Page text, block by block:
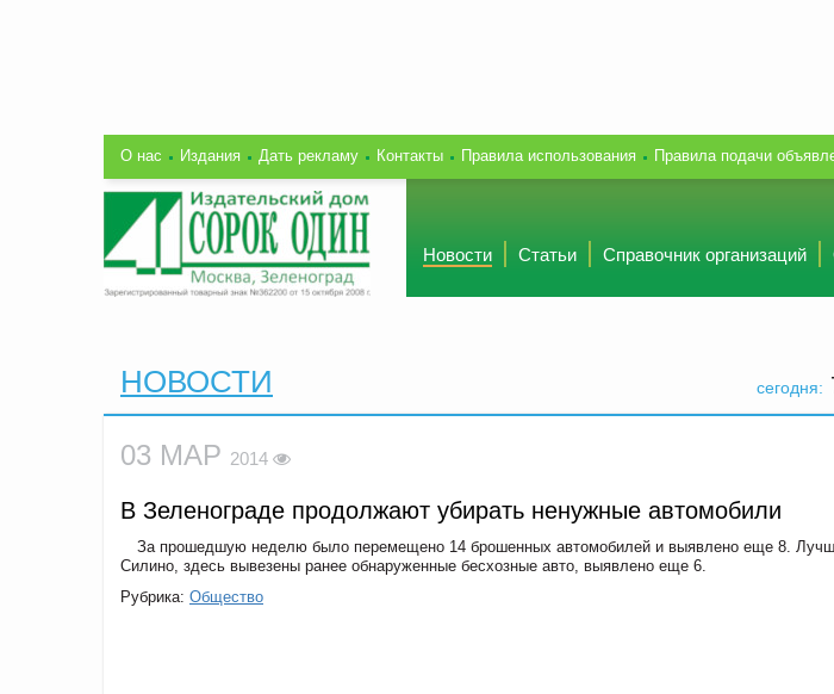
О нас Издания Дать рекламу Контакты Правила использования Правила подачи
Новости Статьи Справочник организаций
сегодня:
НОВОСТИ
03 МАР 2014
В Зеленограде продолжают убирать ненужные автомобили
За прошедшую неделю было перемещено 14 брошенных автомобилей и выявлено еще 8.
Силино, здесь вывезены ранее обнаруженные бесхозные авто, выявлено еще 6.
Рубрика: Общество